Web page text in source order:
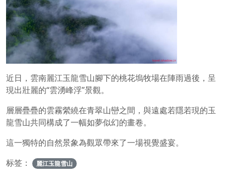
近日，雲南麗江玉龍雪山腳下的桃花塢牧場在陣雨過後，呈
現出壯麗的“雲湧峰浮”景觀。
層層疊疊的雲霧縈繞在青翠山巒之間，與遠處若隱若現的玉
龍雪山共同構成了一幅如夢似幻的畫卷。
這一獨特的自然景象為觀眾帶來了一場視覺盛宴。
标签：
麗江玉龍雪山